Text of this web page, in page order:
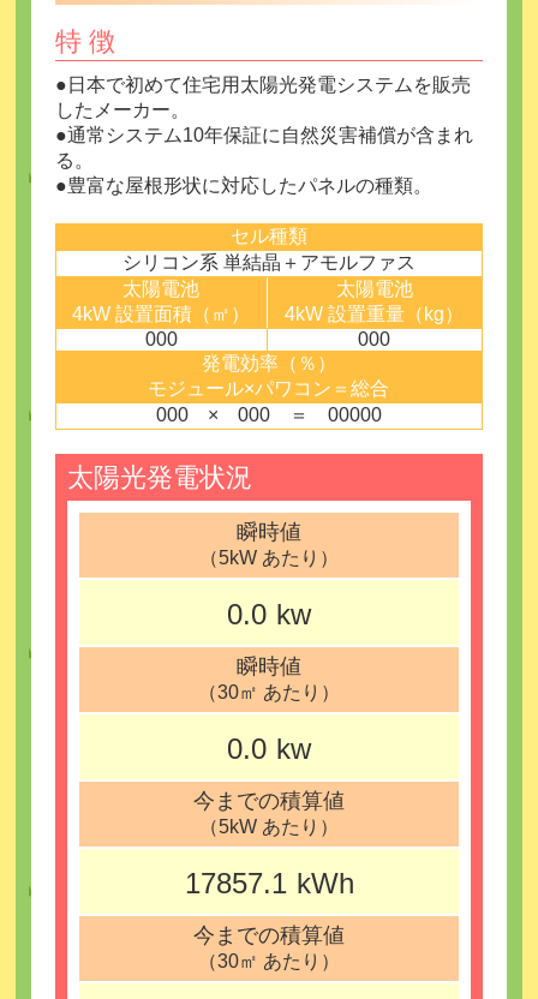
特 徴
●日本で初めて住宅用太陽光発電システムを販売
したメーカー。
●通常システム10年保証に自然災害補償が含まれ
る。
●豊富な屋根形状に対応したパネルの種類。
セル種類
シリコン系 単結晶＋アモルファス
太陽電池
4kW 設置面積（㎡）
太陽電池
4kW 設置重量（kg）
000
000
発電効率（％）
モジュール×パワコン＝総合
000 × 000 ＝ 00000
太陽光発電状況
瞬時値
（5kW あたり）
0.0 kw
瞬時値
（30㎡ あたり）
0.0 kw
今までの積算値
（5kW あたり）
17857.1 kWh
今までの積算値
（30㎡ あたり）